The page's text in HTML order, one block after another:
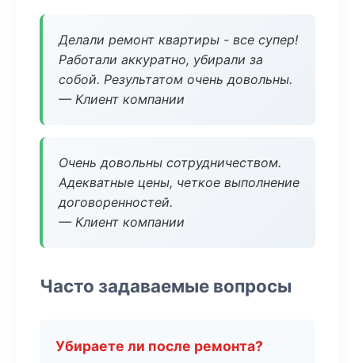
Делали ремонт квартиры - все супер!
Работали аккуратно, убирали за
собой. Результатом очень довольны.
— Клиент компании
Очень довольны сотрудничеством.
Адекватные цены, четкое выполнение
договоренностей.
— Клиент компании
Часто задаваемые вопросы
Убираете ли после ремонта?